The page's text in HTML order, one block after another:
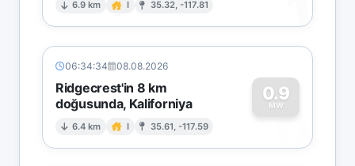
6.9 km I 35.32, -117.81
06:34:34 08.08.2026
Ridgecrest'in 8 km
doğusunda, Kaliforniya
6.4 km I 35.61, -117.59
0.9
MW
0